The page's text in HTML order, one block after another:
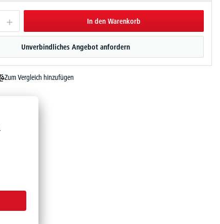
In den Warenkorb
Unverbindliches Angebot anfordern
Zum Vergleich hinzufügen